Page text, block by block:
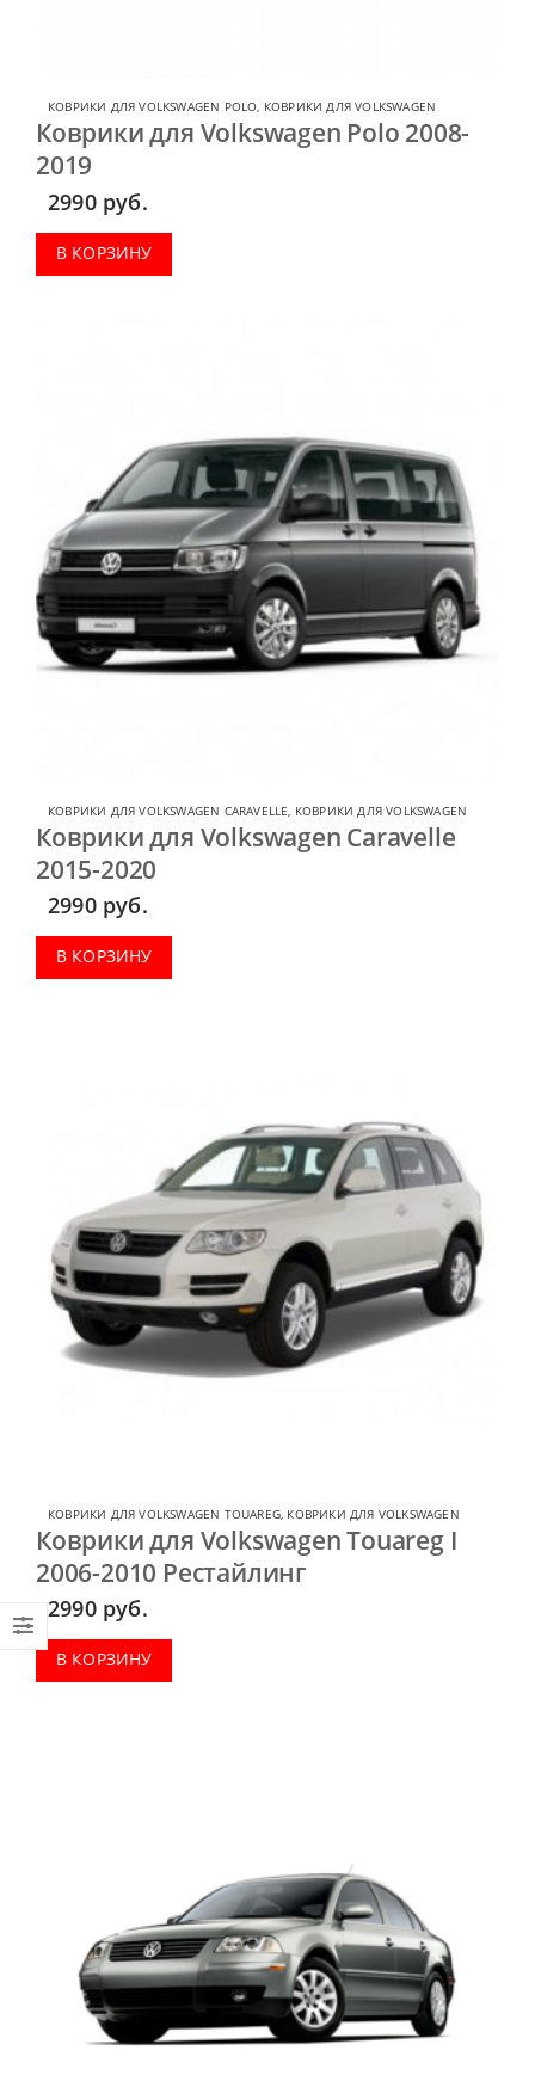
КОВРИКИ ДЛЯ VOLKSWAGEN POLO, КОВРИКИ ДЛЯ VOLKSWAGEN
Коврики для Volkswagen Polo 2008-
2019
2990 руб.
В КОРЗИНУ
КОВРИКИ ДЛЯ VOLKSWAGEN CARAVELLE КОВРИКИ ДЛЯ VOLKSWAGEN
Коврики для Volkswagen Caravelle
2015-2020
2990 руб.
В КОРЗИНУ
КОВРИКИ ДЛЯ VOLKSWAGEN TOUAREG КОВРИКИ ДЛЯ VOLKSWAGEN
Коврики для Volkswagen Touareg I
2006-2010 Рестайлинг
2990 руб.
В КОРЗИНУ